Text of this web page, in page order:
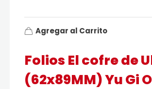
Folios El cofre de
(62x89MM) Yu Gi
Agregar al Carrito